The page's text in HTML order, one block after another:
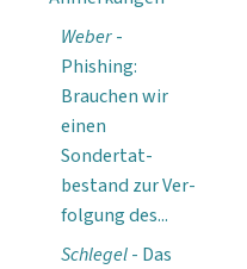
Weber-
Phishing:
Brauchen wir
einen
Sondertat­
bestand zur Ver­
folgung des...
Schlegel- Das